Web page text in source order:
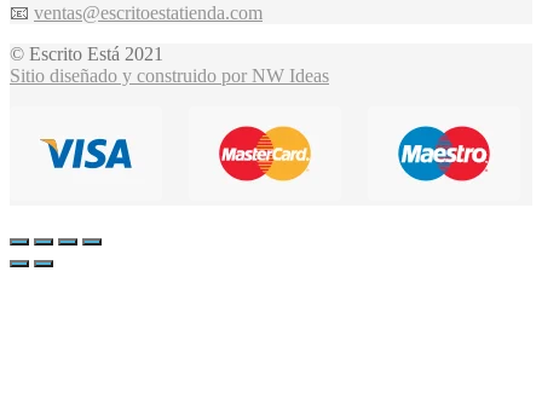
📧 ventas@escritoestatienda.com
© Escrito Está 2021
Sitio diseñado y construido por NW Ideas